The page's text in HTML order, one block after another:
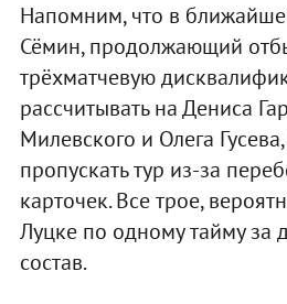
Напомним, что в
Сёмин, продолжающий
трёхматчевую
рассчитывать на Дениса
Милевского и Олега
пропускать тур из-за
карточек. Все трое,
Луцке по одному тайму за
состав.